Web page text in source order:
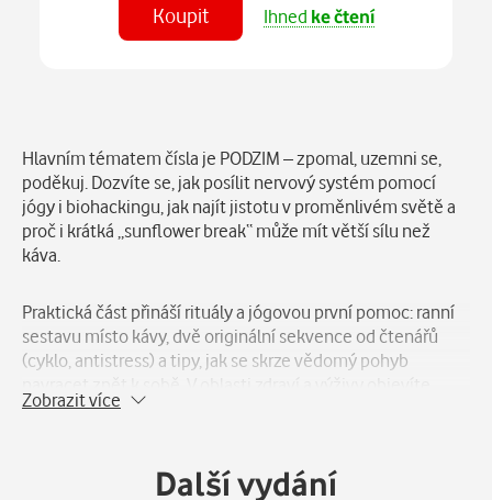
Koupit Ihned ke čtení
Hlavním tématem čísla je PODZIM – zpomal, uzemni se,
poděkuj. Dozvíte se, jak posílit nervový systém pomocí
jógy i biohackingu, jak najít jistotu v proměnlivém světě a
proč i krátká „sunflower break“ může mít větší sílu než
káva.
Praktická část přináší rituály a jógovou první pomoc: ranní
sestavu místo kávy, dvě originální sekvence od čtenářů
(cyklo, antistress) a tipy, jak se skrze vědomý pohyb
„kořenovou sílu“ – podzimní superfoods, recepty a
Zobrazit více
Další vydání